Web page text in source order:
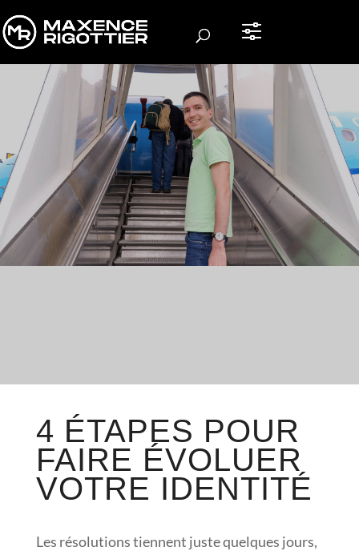
4 ÉTAPES POUR
FAIRE ÉVOLUER
VOTRE IDENTITÉ
Les résolutions tiennent juste quelques jours,